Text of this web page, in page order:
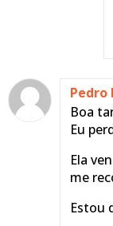
Pedro
Boa
Eu
Ela
me
Estou